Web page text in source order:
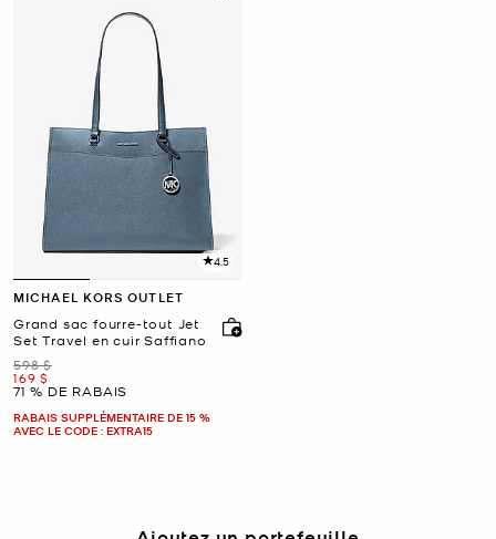
4.5
MICHAEL KORS OUTLET
Grand sac fourre-tout Jet
Set Travel en cuir Saffiano
était
598 $
maintenant
169 $
71 % DE RABAIS
RABAIS SUPPLÉMENTAIRE DE 15 %
AVEC LE CODE : EXTRA15